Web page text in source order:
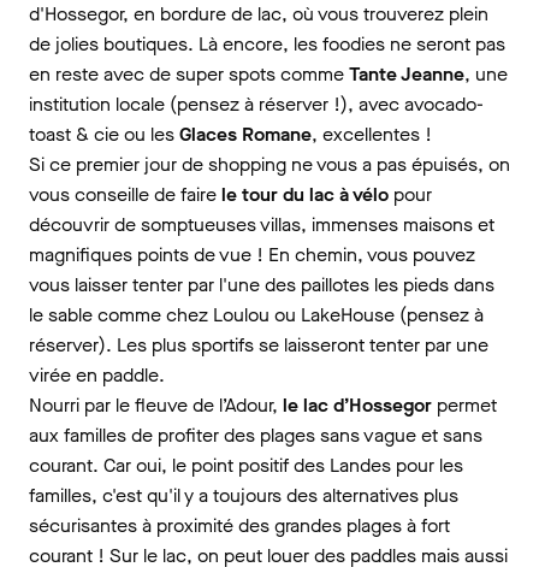
d'Hossegor, en bordure de lac, où vous trouverez plein
de jolies boutiques. Là encore, les foodies ne seront pas
en reste avec de super spots commeTante Jeanne, une
institution locale (pensez à réserver !), avec avocado-
toast & cie ou lesGlaces Romane, excellentes !
Si ce premier jour de shopping ne vous a pas épuisés, on
vous conseille de fairele tour du lac à vélo pour
découvrir de somptueuses villas, immenses maisons et
magnifiques points de vue ! En chemin, vous pouvez
vous laisser tenter par l'une des paillotes les pieds dans
le sable comme chez Loulou ou LakeHouse (pensez à
réserver). Les plus sportifs se laisseront tenter par une
virée en paddle.
Nourri par le fleuve de l’Adour, le lac d’Hossegor permet
aux familles de profiter des plages sans vague et sans
courant. Car oui, le point positif des Landes pour les
familles, c'est qu'il y a toujours des alternatives plus
sécurisantes à proximité des grandes plages à fort
courant ! Sur le lac, on peut louer des paddles mais aussi